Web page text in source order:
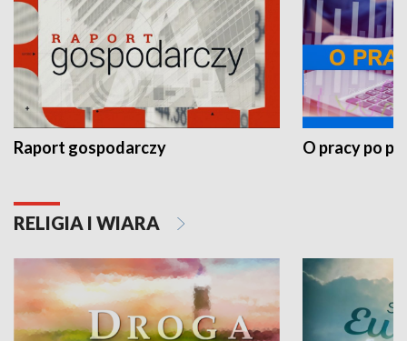
Raport gospodarczy O pracy po
RELIGIA I WIARA